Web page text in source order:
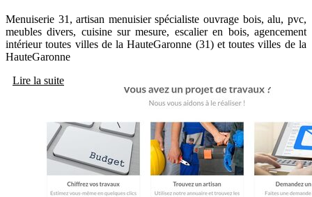
Menuiserie 31, artisan menuisier spécialiste ouvrage bois, alu, pvc,
meubles divers, cuisine sur mesure, escalier en bois, agencement
intérieur toutes villes de la HauteGaronne (31) et toutes villes de la
HauteGaronne
Lire la suite